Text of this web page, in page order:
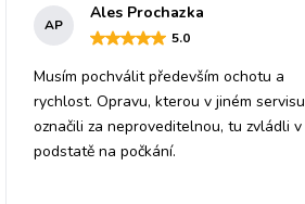
AP
Ales Prochazka
5.0
Musím pochválit především ochotu a
rychlost. Opravu, kterou v jiném servisu
označili za neproveditelnou, tu zvládli v
podstatě na počkání.